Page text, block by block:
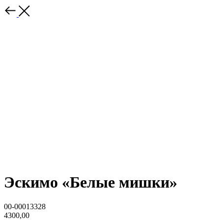
Эскимо «Белые мишки»
00-00013328
4300,00